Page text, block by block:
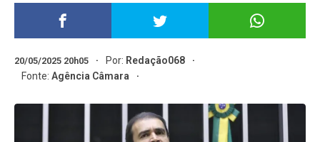
20/05/2025 20h05 Por: Redação068
Fonte:Agência Câmara